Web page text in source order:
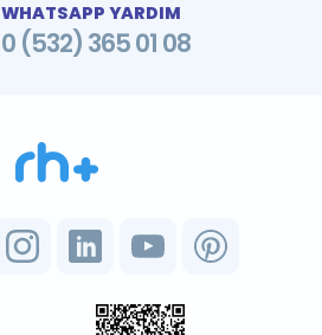
WHATSAPP YARDIM
0 (532) 365 01 08